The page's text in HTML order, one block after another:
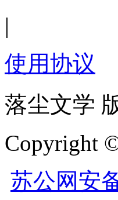
|
使用协议
落尘文学
Copyright
苏公网安